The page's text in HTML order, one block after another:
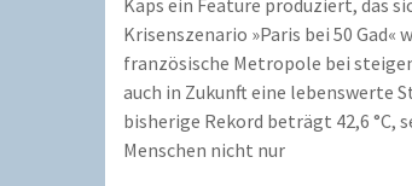
Krisenszenario »Paris bei 50 Gad«
französische Metropole bei
auch in Zukunft eine lebenswerte
bisherige Rekord beträgt 42,6 °C,
Menschen nicht nur